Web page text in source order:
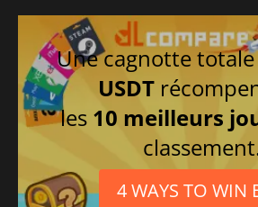
Une cagnotte
USDT
les 10 meilleurs
4 WAYS TO WIN